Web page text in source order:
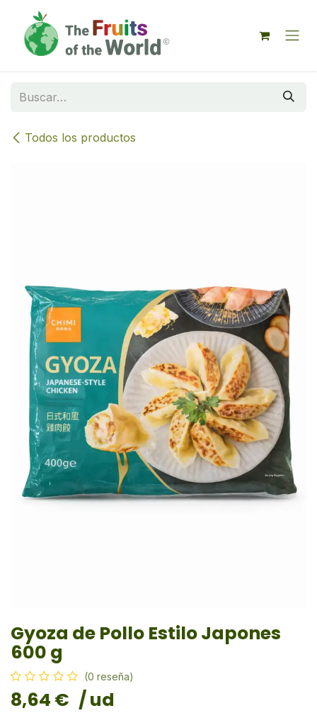
Todos los productos
Gyoza de Pollo Estilo Japones
600 g
(0 reseña)
8,64 € / ud